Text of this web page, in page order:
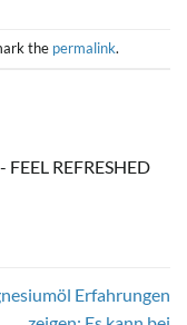
the permalink.
REFRESHED
Erfahrungen